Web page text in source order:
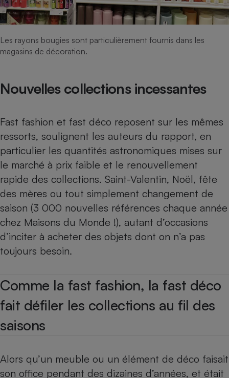
Les rayons bougies sont particulièrement fournis dans les
magasins de décoration.
Nouvelles collections incessantes
Fast fashion et fast déco reposent sur les mêmes
ressorts, soulignent les auteurs du rapport, en
particulier les quantités astronomiques mises sur
le marché à prix faible et le renouvellement
rapide des collections. Saint-Valentin, Noël, fête
des mères ou tout simplement changement de
saison (3 000 nouvelles références chaque année
chez Maisons du Monde !), autant d’occasions
d’inciter à acheter des objets dont on n’a pas
toujours besoin.
Comme la fast fashion, la fast déco
fait défiler les collections au fil des
saisons
Alors qu’un meuble ou un élément de déco faisait
son office pendant des dizaines d’années, et était
Robot ménager